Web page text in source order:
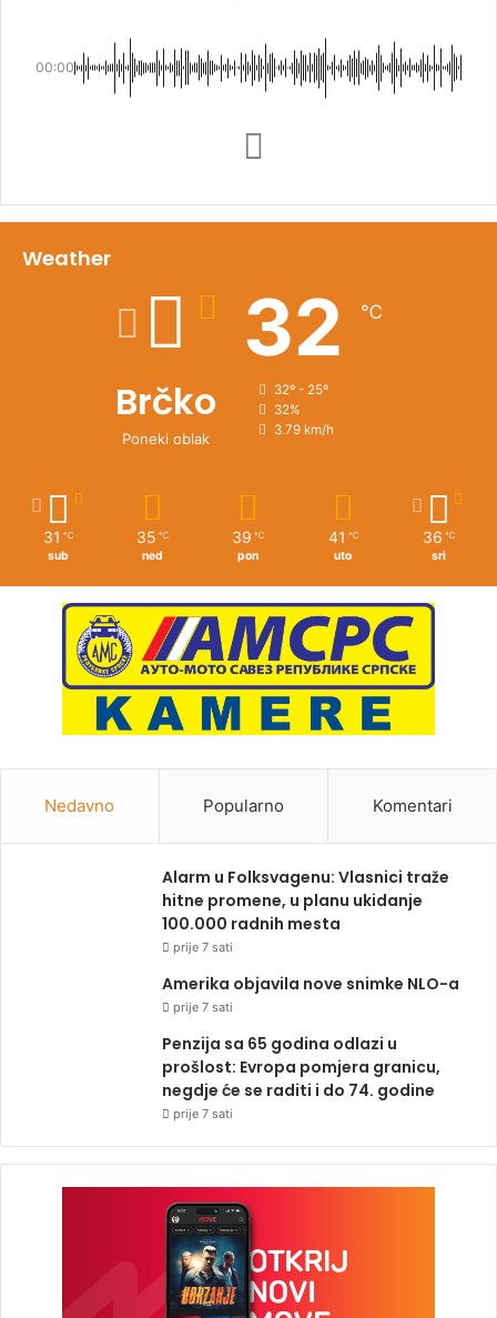
00:00
Weather
Brčko
Poneki oblak
32 ℃
32º - 25º
32%
3.79 km/h
31 ℃
sub
35 ℃
ned
39 ℃
pon
41 ℃
uto
36 ℃
sri
Nedavno Popularno Komentari
Alarm u Folksvagenu: Vlasnici traže
hitne promene, u planu ukidanje
100.000 radnih mesta
prije 7 sati
Amerika objavila nove snimke NLO-a
prije 7 sati
Penzija sa 65 godina odlazi u
prošlost: Evropa pomjera granicu,
negdje će se raditi i do 74. godine
prije 7 sati